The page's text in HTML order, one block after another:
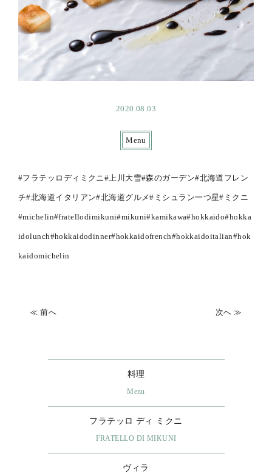
2020.08.03
Menu
#フラテッロディミクニ#上川大雪#森のガーデン#北海道フレン
チ#北海道イタリアン#北海道グルメ#ミシュラン一つ星#ミクニ
#michelin#fratellodimikuni#mikuni#kamikawa#hokkaido#hokka
idolunch#hokkaidodinner#hokkaidofrench#hokkaidoitalian#hok
kaidomichelin
≪ 前へ 次へ ≫
料理
Menu
フラテッロ ディ ミクニ
FRATELLO DI MIKUNI
ヴィラ